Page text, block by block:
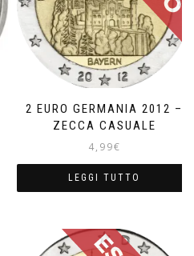
2 EURO GERMANIA 2012 –
ZECCA CASUALE
4,99€
LEGGI TUTTO